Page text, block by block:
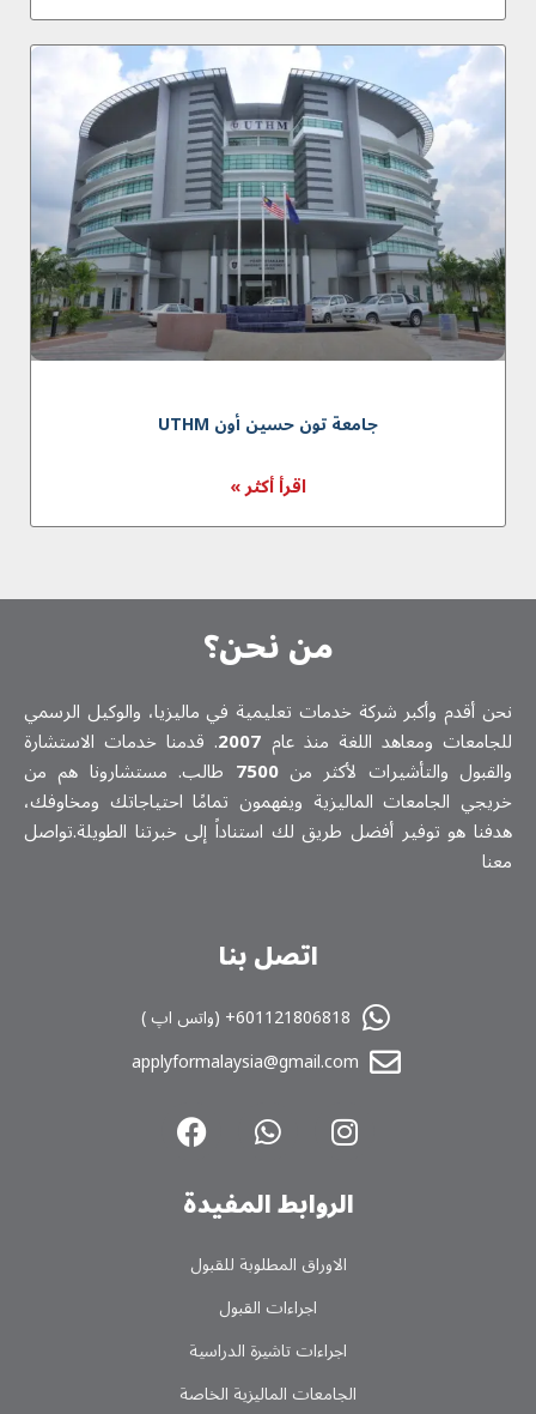
جامعة تون حسين أون UTHM
اقرأ أكثر »
من نحن؟
نحن أقدم وأكبر شركة خدمات تعلیمیة في ماليزيا، والوكيل الرسمي
للجامعات ومعاهد اللغة منذ عام 2007. قدمنا خدمات الاستشارة
والقبول والتأشيرات لأكثر من7500 طالب. مستشارونا هم من
خريجي الجامعات الماليزية ويفهمون تمامًا احتياجاتك ومخاوفك،
هدفنا هو توفير أفضل طريق لك استناداً إلى خبرتنا الطويلة.تواصل
معنا
اتصل بنا
601121806818+ (واتس اپ )
applyformalaysia@gmail.com
الروابط المفیدة
الاوراق المطلوبة للقبول
اجراءات القبول
اجراءات تاشیرة الدراسیة
الجامعات المالیزیة الخاصة